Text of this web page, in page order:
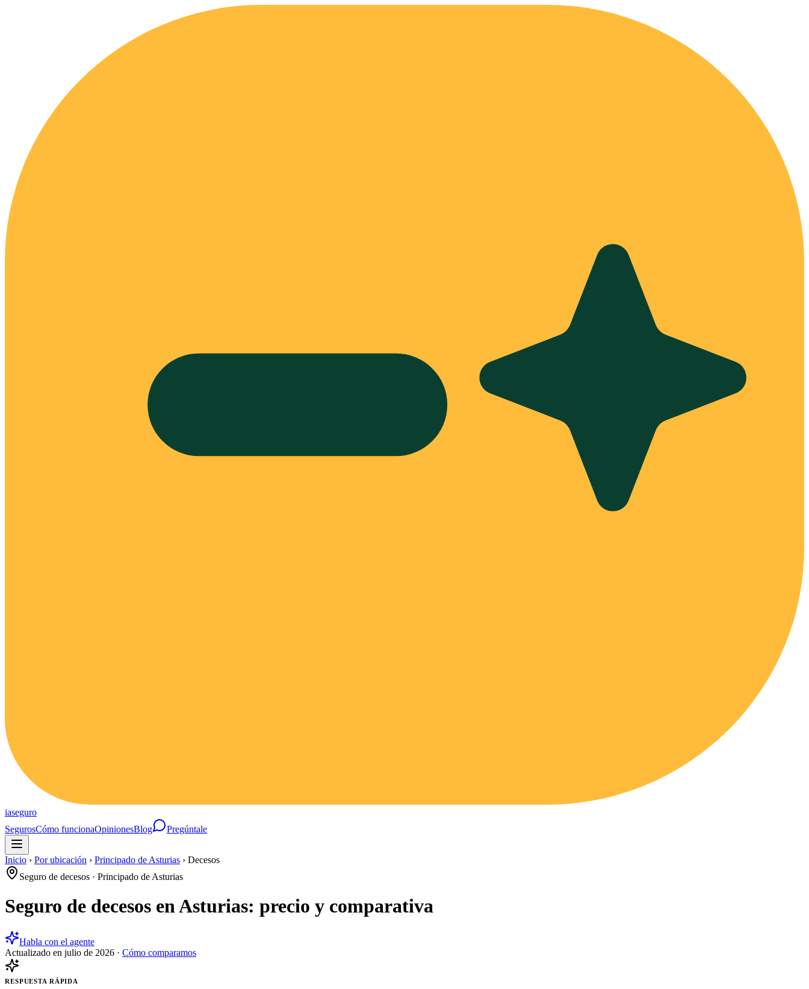
iaseguro
SegurosCómo funcionaOpinionesBlog Pregúntale
Inicio › Por ubicación › Principado de Asturias › Decesos
Seguro de decesos · Principado de Asturias
Seguro de decesos en Asturias: precio y comparativa
Habla con el agente
Actualizado en julio de 2026 · Cómo comparamos
RESPUESTA RÁPIDA